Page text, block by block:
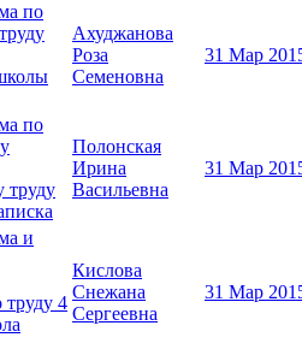
по
Ахуджанова
Роза
Семеновна
31 Мар
по
труду
Полонская
Ирина
Васильевна
31 Мар
и
4
Кислова
Снежана
Сергеевна
31 Мар